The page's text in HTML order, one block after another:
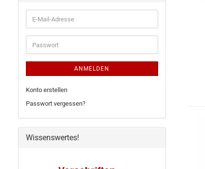
E-
Mail-
Adresse
Passwort
ANMELDEN
Konto erstellen
Passwort vergessen?
Wissenswertes!